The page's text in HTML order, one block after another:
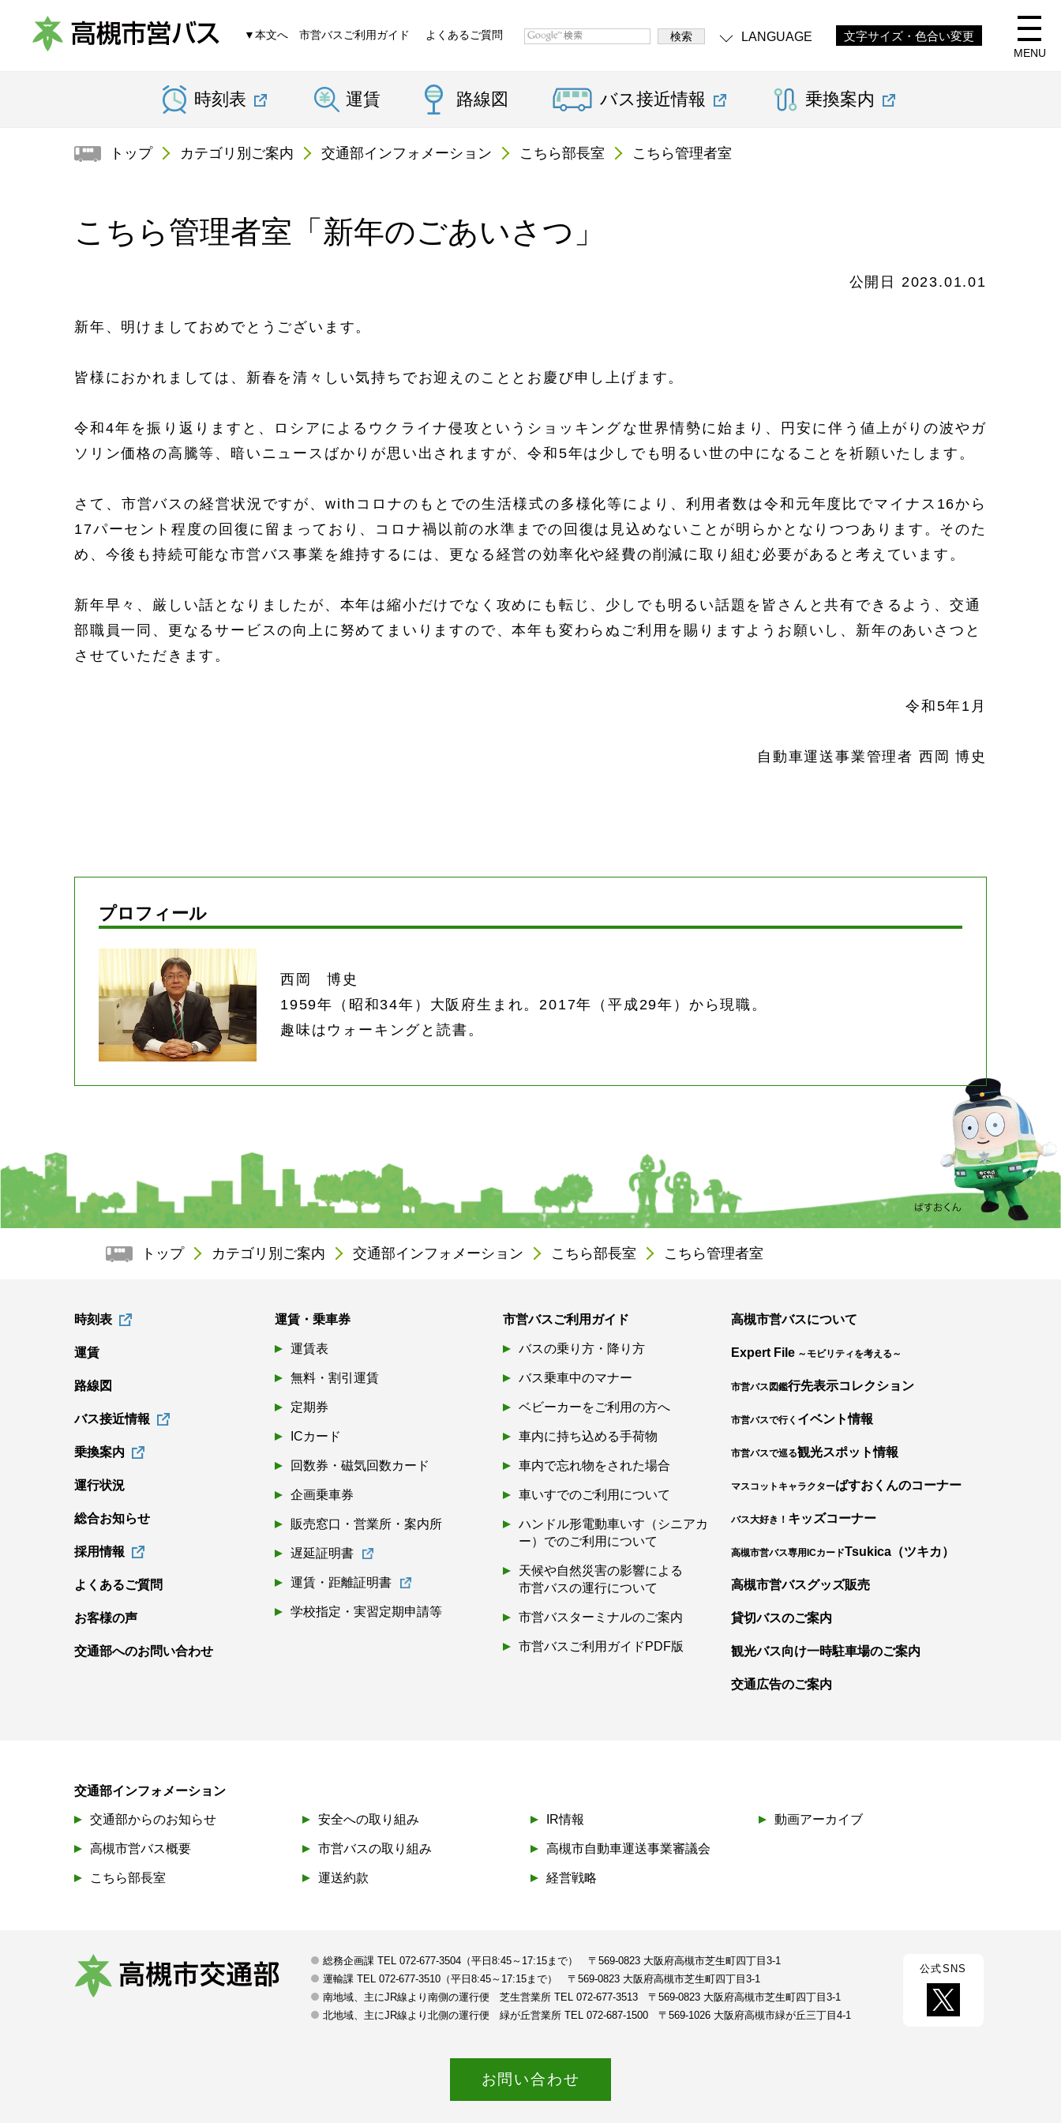
槻
市
バ
ス
▼本文へ 市営バスご利用ガイド よくあるご質問 LANGUAGE
文字サイズ・色合い変更
MENU
時刻表 運賃 路線図 バス接近情報 乗換案内
トップ カテゴリ別ご案内 交通部インフォメーション こちら部長室 こちら管理者室
こちら管理者室「新年のごあいさつ」
公開日 2023.01.01
新年、明けましておめでとうございます。
皆様におかれましては、新春を清々しい気持ちでお迎えのこととお慶び申し上げます。
令和4年を振り返りますと、ロシアによるウクライナ侵攻というショッキングな世界情勢に始まり、円安に伴う値上がりの波やガ
ソリン価格の高騰等、暗いニュースばかりが思い出されますが、令和5年は少しでも明るい世の中になることを祈願いたします。
さて、市営バスの経営状況ですが、withコロナのもとでの生活様式の多様化等により、利用者数は令和元年度比でマイナス16から
17パーセント程度の回復に留まっており、コロナ禍以前の水準までの回復は見込めないことが明らかとなりつつあります。そのた
め、今後も持続可能な市営バス事業を維持するには、更なる経営の効率化や経費の削減に取り組む必要があると考えています。
新年早々、厳しい話となりましたが、本年は縮小だけでなく攻めにも転じ、少しでも明るい話題を皆さんと共有できるよう、交通
部職員一同、更なるサービスの向上に努めてまいりますので、本年も変わらぬご利用を賜りますようお願いし、新年のあいさつと
させていただきます。
令和5年1月
自動車運送事業管理者 西岡 博史
プロフィール
西岡 博史
1959年（昭和34年）大阪府生まれ。2017年（平成29年）から現職。
趣味はウォーキングと読書。
トップ カテゴリ別ご案内 交通部インフォメーション こちら部長室 こちら管理者室
時刻表
運賃
路線図
バス接近情報
乗換案内
運行状況
総合お知らせ
採用情報
よくあるご質問
お客様の声
交通部へのお問い合わせ
運賃・乗車券
運賃表
無料・割引運賃
定期券
ICカード
回数券・磁気回数カード
企画乗車券
販売窓口・営業所・案内所
遅延証明書
運賃・距離証明書
学校指定・実習定期申請等
市営バスご利用ガイド
バスの乗り方・降り方
バス乗車中のマナー
ベビーカーをご利用の方へ
車内に持ち込める手荷物
車内で忘れ物をされた場合
車いすでのご利用について
ハンドル形電動車いす（シニアカ
ー）でのご利用について
天候や自然災害の影響による
市営バスの運行について
市営バスターミナルのご案内
市営バスご利用ガイドPDF版
高槻市営バスについて
Expert File ～モビリティを考える～
市営バス図鑑行先表示コレクション
市営バスで行く イベント情報
市営バスで巡る観光スポット情報
マスコットキャラクターばすおくんのコーナー
バス大好き！ キッズコーナー
高槻市営バス専用ICカードTsukica（ツキカ）
高槻市営バスグッズ販売
貸切バスのご案内
観光バス向け一時駐車場のご案内
交通広告のご案内
交通部インフォメーション
交通部からのお知らせ
高槻市営バス概要
こちら部長室
安全への取り組み
市営バスの取り組み
運送約款
IR情報
高槻市自動車運送事業審議会
経営戦略
動画アーカイブ
高
総務企画課TEL 072-677-3504（平日8:45～17:15まで）〒569-0823 大阪府高槻市芝生町四丁目3-1
運輸課TEL 072-677-3510（平日8:45～17:15まで）〒569-0823 大阪府高槻市芝生町四丁目3-1
南地域、主にJR線より南側の運行便 芝生営業所TEL 072-677-3513〒569-0823 大阪府高槻市芝生町四丁目3-1
北地域、主にJR線より北側の運行便 緑が丘営業所TEL 072-687-1500〒569-1026 大阪府高槻市緑が丘三丁目4-1
公式SNS
お問い合わせ